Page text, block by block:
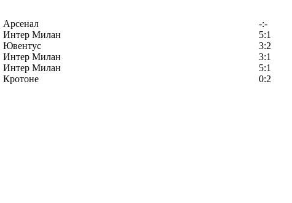
Арсенал -:-
Интер Милан 5:1
Ювентус 3:2
Интер Милан 3:1
Интер Милан 5:1
Кротоне 0:2